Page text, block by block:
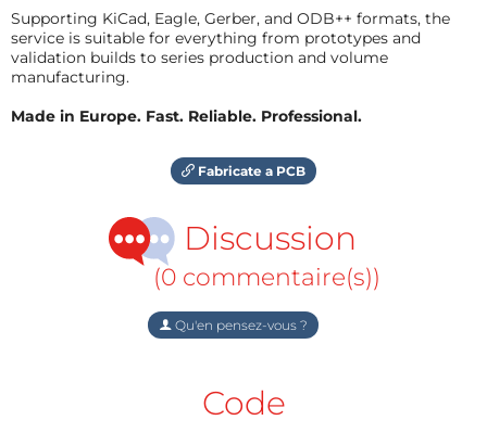
Supporting KiCad, Eagle, Gerber, and ODB++ formats, the
service is suitable for everything from prototypes and
validation builds to series production and volume
manufacturing.
Made in Europe. Fast. Reliable. Professional.
Fabricate a PCB
Discussion
(0 commentaire(s))
Qu'en pensez-vous ?
Code